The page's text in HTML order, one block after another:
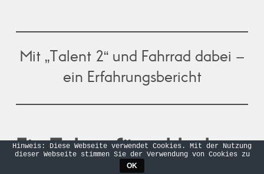
Mit „Talent 2“ und Fahrrad dabei –
ein Erfahrungsbericht
Ein Talent für schlechte
Hinweis: Diese Webseite verwendet Cookies. Mit der Nutzung
dieser Webseite stimmen Sie der Verwendung von Cookies zu
OK